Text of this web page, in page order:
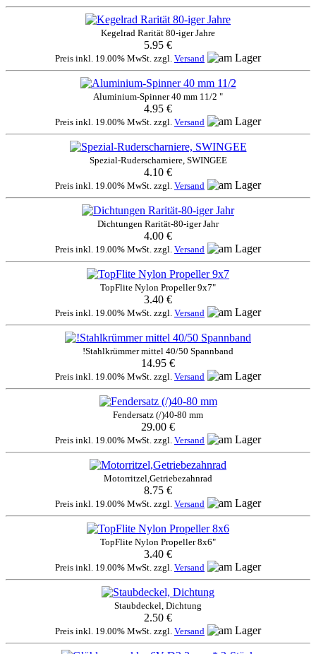
Kegelrad Rarität 80-iger Jahre
5.95 €
Preis inkl. 19.00% MwSt. zzgl. Versand
Aluminium-Spinner 40 mm 11/2 "
4.95 €
Preis inkl. 19.00% MwSt. zzgl. Versand
Spezial-Ruderscharniere, SWINGEE
4.10 €
Preis inkl. 19.00% MwSt. zzgl. Versand
Dichtungen Rarität-80-iger Jahr
4.00 €
Preis inkl. 19.00% MwSt. zzgl. Versand
TopFlite Nylon Propeller 9x7"
3.40 €
Preis inkl. 19.00% MwSt. zzgl. Versand
!Stahlkrümmer mittel 40/50 Spannband
14.95 €
Preis inkl. 19.00% MwSt. zzgl. Versand
Fendersatz (/)40-80 mm
29.00 €
Preis inkl. 19.00% MwSt. zzgl. Versand
Motorritzel,Getriebezahnrad
8.75 €
Preis inkl. 19.00% MwSt. zzgl. Versand
TopFlite Nylon Propeller 8x6"
3.40 €
Preis inkl. 19.00% MwSt. zzgl. Versand
Staubdeckel, Dichtung
2.50 €
Preis inkl. 19.00% MwSt. zzgl. Versand